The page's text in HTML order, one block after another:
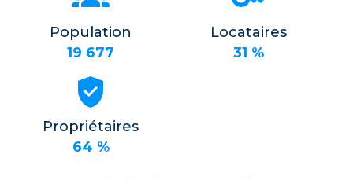
Population
19 677
Locataires
31 %
Propriétaires
64 %